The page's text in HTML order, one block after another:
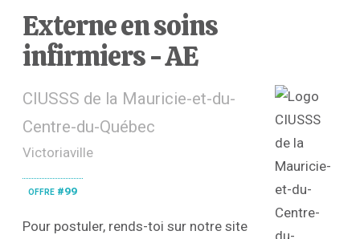
Externe en soins
infirmiers - AE
CIUSSS de la Mauricie-et-du-
Centre-du-Québec
Victoriaville
offre #99
Pour postuler, rends-toi sur notre site